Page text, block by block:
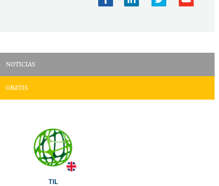
NOTICIAS
GRATIS
TIL